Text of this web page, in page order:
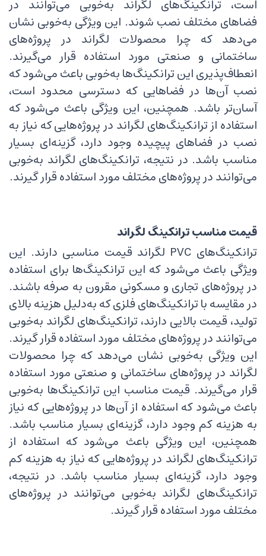
است، ترانکینگ‌های لگراند به‌خوبی می‌توانند در
فضاهای مختلف نصب شوند. این ویژگی به‌خوبی نشان
می‌دهد که چرا محصولات لگراند در پروژه‌های
ساختمانی و صنعتی مورد استفاده قرار می‌گیرند.
انعطاف‌پذیری این ترانکینگ‌ها به‌خوبی باعث می‌شود که
نصب آن‌ها در فضاهایی که دسترسی محدود است،
آسان‌تر باشد. همچنین، این ویژگی باعث می‌شود که
استفاده از ترانکینگ‌های لگراند در پروژه‌هایی که نیاز به
نصب در فضاهای پیچیده وجود دارد، گزینه‌ای بسیار
مناسب باشد. در نتیجه، ترانکینگ‌های لگراند به‌خوبی
می‌توانند در پروژه‌های مختلف مورد استفاده قرار گیرند.
قیمت مناسب ترانکینگ لگراند
ترانکینگ‌های PVC لگراند قیمت مناسبی دارند. این
ویژگی باعث می‌شود که این ترانکینگ‌ها برای استفاده
در پروژه‌های تجاری و مسکونی مقرون به صرفه باشند.
در مقایسه با ترانکینگ‌های فلزی که به‌دلیل هزینه بالای
تولید، قیمت بالایی دارند، ترانکینگ‌های لگراند به‌خوبی
می‌توانند در پروژه‌های مختلف مورد استفاده قرار گیرند.
این ویژگی به‌خوبی نشان می‌دهد که چرا محصولات
لگراند در پروژه‌های ساختمانی و صنعتی مورد استفاده
قرار می‌گیرند. قیمت مناسب این ترانکینگ‌ها به‌خوبی
باعث می‌شود که استفاده از آن‌ها در پروژه‌هایی که نیاز
به هزینه کم وجود دارد، گزینه‌ای بسیار مناسب باشد.
همچنین، این ویژگی باعث می‌شود که استفاده از
ترانکینگ‌های لگراند در پروژه‌هایی که نیاز به هزینه کم
وجود دارد، گزینه‌ای بسیار مناسب باشد. در نتیجه،
ترانکینگ‌های لگراند به‌خوبی می‌توانند در پروژه‌های
مختلف مورد استفاده قرار گیرند.